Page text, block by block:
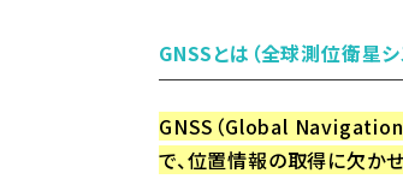
GNSSとは（全球測位衛星シ
GNSS（Global Navigation
で、位置情報の取得に欠か